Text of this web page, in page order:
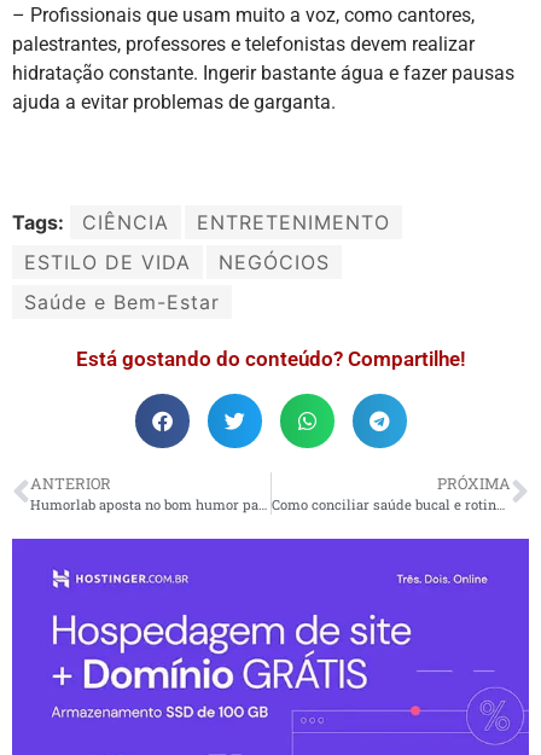
– Profissionais que usam muito a voz, como cantores,
palestrantes, professores e telefonistas devem realizar
hidratação constante. Ingerir bastante água e fazer pausas
ajuda a evitar problemas de garganta.
Tags: CIÊNCIA
ENTRETENIMENTO
ESTILO DE VIDA
NEGÓCIOS
Saúde e Bem-Estar
Está gostando do conteúdo? Compartilhe!
ANTERIOR PRÓXIMA